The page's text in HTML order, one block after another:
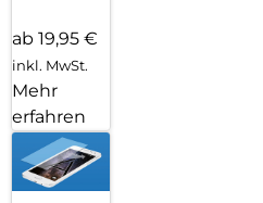
ab 19,95 €
inkl. MwSt.
Mehr
erfahren